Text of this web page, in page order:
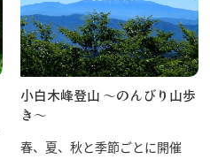
小白木峰登山 〜のんびり山歩
き〜
春、夏、秋と季節ごとに開催